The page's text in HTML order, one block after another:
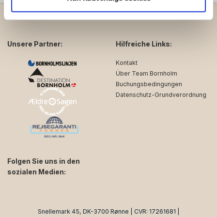
de har indsamlet fra din brug af deres tjenester.
Unsere Partner:
Folgen Sie uns in den
sozialen Medien:
Hilfreiche Links:
Kontakt
Über Team Bornholm
Buchungsbedingungen
Datenschutz-Grundverordnung
Snellemark 45, DK-3700 Rønne | CVR: 17261681 |